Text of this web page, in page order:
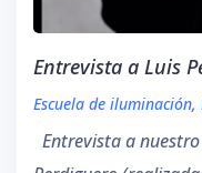
Entrevista a Luis
Escuela de iluminación,
Entrevista a